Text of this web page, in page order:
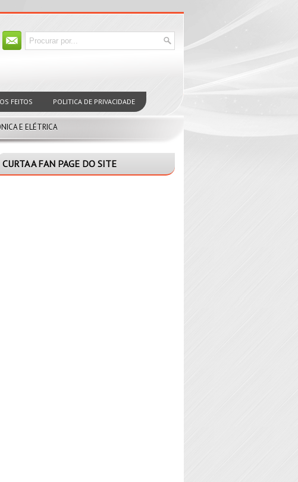
FEITOS POLITICA DE PRIVACIDADE
E ELÉTRICA
CURTA A FAN PAGE DO SITE